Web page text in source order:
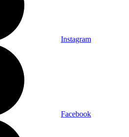
Instagram
Facebook